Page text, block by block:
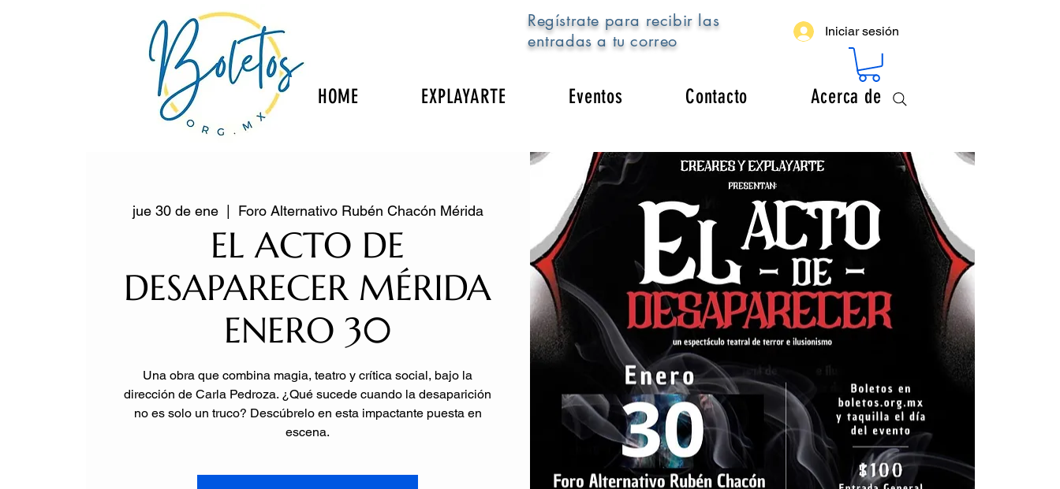
Regístrate para recibir las
entradas a tu correo
Iniciar sesión
HOME EXPLAYARTE Eventos Contacto Acerca de
jue 30 de ene
  |
Foro Alternativo Rubén Chacón Mérida
EL ACTO DE
DESAPARECER MÉRIDA
ENERO 30
Una obra que combina magia, teatro y crítica social, bajo la
dirección de Carla Pedroza. ¿Qué sucede cuando la desaparición
no es solo un truco? Descúbrelo en esta impactante puesta en